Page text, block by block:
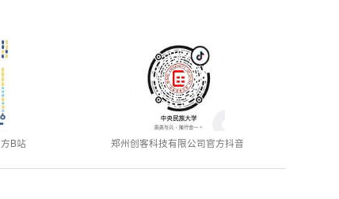
B站 郑州创客科技有限公司官方抖音